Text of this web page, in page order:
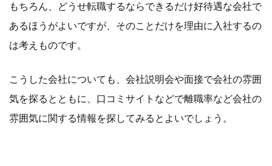
もちろん、どうせ転職するならできるだけ好待遇な会社で
あるほうがよいですが、そのことだけを理由に入社するの
は考えものです。
こうした会社についても、会社説明会や面接で会社の雰囲
気を探るとともに、口コミサイトなどで離職率など会社の
雰囲気に関する情報を探してみるとよいでしょう。